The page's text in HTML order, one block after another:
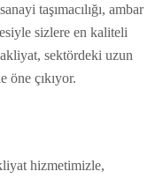
taşımacılığı, ambar
sizlere en kaliteli
sektördeki uzun
öne çıkıyor.
hizmetimizle,